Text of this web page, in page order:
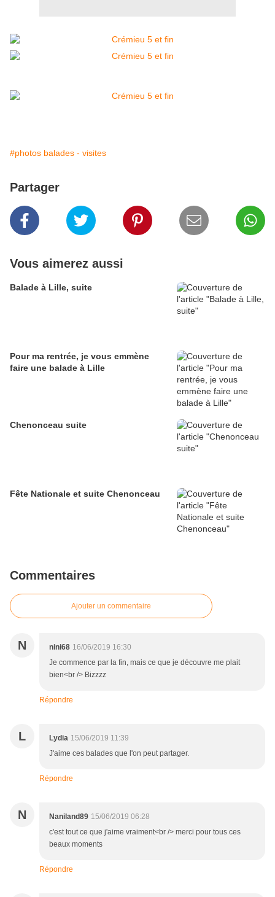
#photos balades - visites
Partager
Vous aimerez aussi
Balade à Lille, suite
Pour ma rentrée, je vous emmène
faire une balade à Lille
Chenonceau suite
Fête Nationale et suite Chenonceau
Commentaires
Ajouter un commentaire
N nini68 16/06/2019 16:30
Je commence par la fin, mais ce que je découvre me plait
bien<br /> Bizzzz
Répondre
L Lydia 15/06/2019 11:39
J'aime ces balades que l'on peut partager.
Répondre
N Naniland89 15/06/2019 06:28
c'est tout ce que j'aime vraiment<br /> merci pour tous ces
beaux moments
Répondre